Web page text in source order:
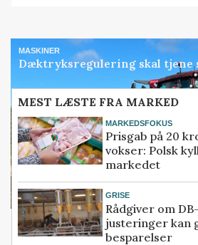
MASKINER
Dæktryksregulering skal tjene
MEST LÆSTE FRA MARKED
MARKEDSFOKUS
Prisgab på 20
vokser: Polsk
markedet
GRISE
Rådgiver om
justeringer kan
besparelser